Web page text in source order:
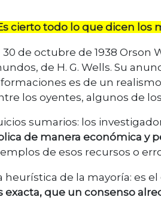
cierto todo lo que dicen los
30 de octubre de 1938 Orson
de H. G. Wells. Su
es de un
los oyentes, algunos de
sumarios: los
de manera económica y
de esos recursos o
heurística de la mayoría: es el
exacta, que un consenso